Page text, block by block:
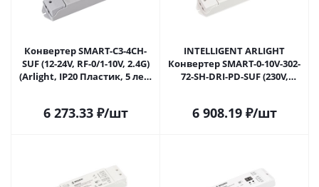
Конвертер SMART-C3-4CH-
SUF (12-24V, RF-0/1-10V, 2.4G)
(Arlight, IP20 Пластик, 5 лет)
6 273.33₽/шт
INTELLIGENT ARLIGHT
Конвертер SMART-0-10V-302-
72-SH-DRI-PD-SUF (230V,
Саратове
6 908.19₽/шт